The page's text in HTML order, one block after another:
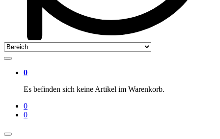
0
Es befinden sich keine Artikel im Warenkorb.
0
0